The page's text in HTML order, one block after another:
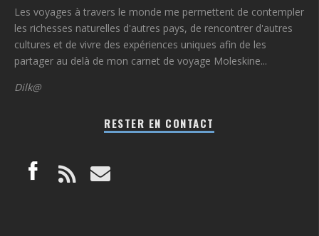
Les voyages à travers le monde me permettent de contempler
les richesses naturelles d'autres pays, de rencontrer d'autres
cultures et de vivre des expériences uniques afin de les
partager au delà de mon carnet de voyage Moleskine...
Dilk@
RESTER EN CONTACT